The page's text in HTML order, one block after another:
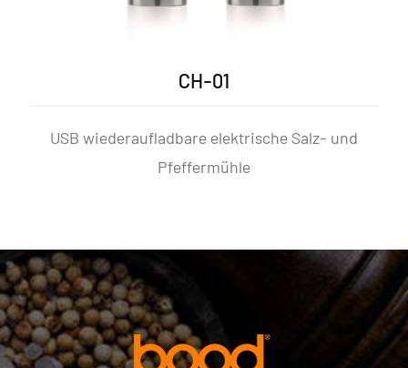
Salz- und
USB-wiederaufladbares